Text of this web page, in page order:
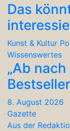
Das
Kunst & Kultur
Wissenswertes
„Ab
8. August 2026
Gazette
Aus der